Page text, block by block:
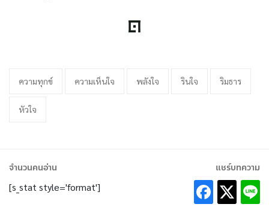
ความทุกข์ ความเห็นใจ พลังใจ รินใจ ริมธาร
หัวใจ
จำนวนคนอ่าน
[s_stat style='format']
แชร์บทความ